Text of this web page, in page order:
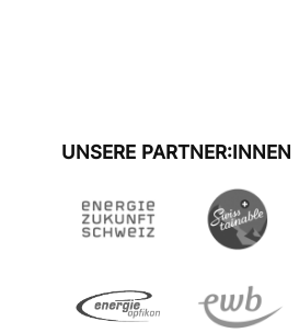
UNSERE PARTNER:INNEN